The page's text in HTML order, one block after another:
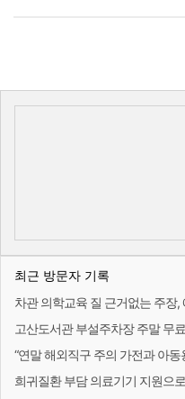
최근 방문자 기록
차관 의학교육 질 근거없는 주장,
고산도서관 부설주차장 주말 무
“연말 해외직구 주의 가전과 아동
희귀질환 부담 의료기기 지원으